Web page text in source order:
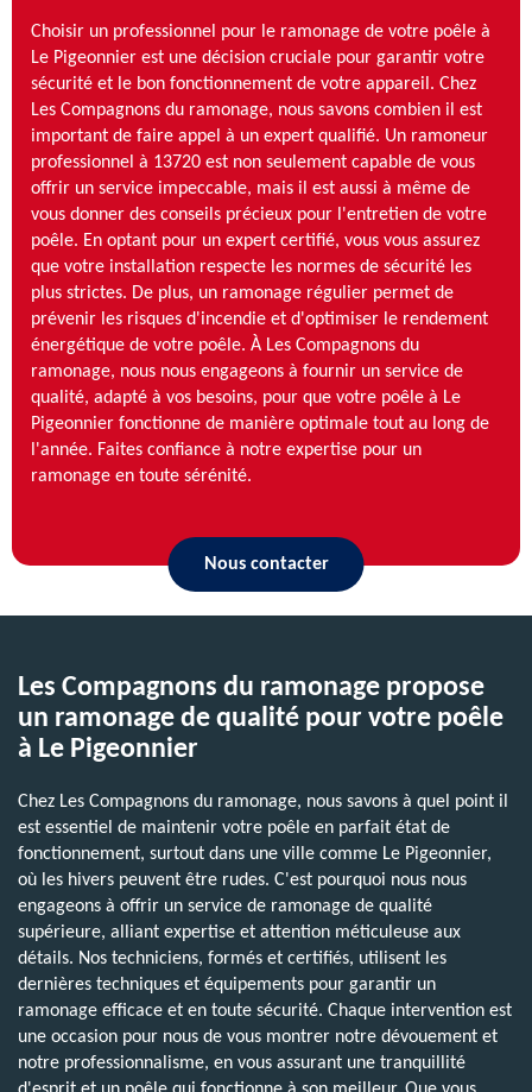
Choisir un professionnel pour le ramonage de votre poêle à
Le Pigeonnier est une décision cruciale pour garantir votre
sécurité et le bon fonctionnement de votre appareil. Chez
Les Compagnons du ramonage, nous savons combien il est
important de faire appel à un expert qualifié. Un ramoneur
professionnel à 13720 est non seulement capable de vous
offrir un service impeccable, mais il est aussi à même de
vous donner des conseils précieux pour l'entretien de votre
poêle. En optant pour un expert certifié, vous vous assurez
que votre installation respecte les normes de sécurité les
plus strictes. De plus, un ramonage régulier permet de
prévenir les risques d'incendie et d'optimiser le rendement
énergétique de votre poêle. À Les Compagnons du
ramonage, nous nous engageons à fournir un service de
qualité, adapté à vos besoins, pour que votre poêle à Le
Pigeonnier fonctionne de manière optimale tout au long de
l'année. Faites confiance à notre expertise pour un
ramonage en toute sérénité.
Nous contacter
Les Compagnons du ramonage propose
un ramonage de qualité pour votre poêle
à Le Pigeonnier
Chez Les Compagnons du ramonage, nous savons à quel point il
est essentiel de maintenir votre poêle en parfait état de
fonctionnement, surtout dans une ville comme Le Pigeonnier,
où les hivers peuvent être rudes. C'est pourquoi nous nous
engageons à offrir un service de ramonage de qualité
supérieure, alliant expertise et attention méticuleuse aux
détails. Nos techniciens, formés et certifiés, utilisent les
dernières techniques et équipements pour garantir un
ramonage efficace et en toute sécurité. Chaque intervention est
une occasion pour nous de vous montrer notre dévouement et
notre professionnalisme, en vous assurant une tranquillité